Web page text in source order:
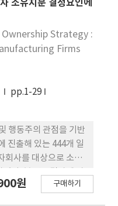
소유지분 결정요인에
Strategy :
Firms
pp.1-29
행동주의 관점을 기반
진출해 있는 444개 일
회사를 대상으로 소유
유의 지식, 제품의 국제
원 구매하기